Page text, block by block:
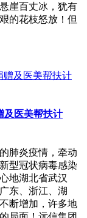
崖百丈冰，犹有
的花枝怒放！但
及医美帮扶计
肺炎疫情，牵动
型冠状病毒感染
地湖北省武汉
东、浙江、湖
断增加，许多地